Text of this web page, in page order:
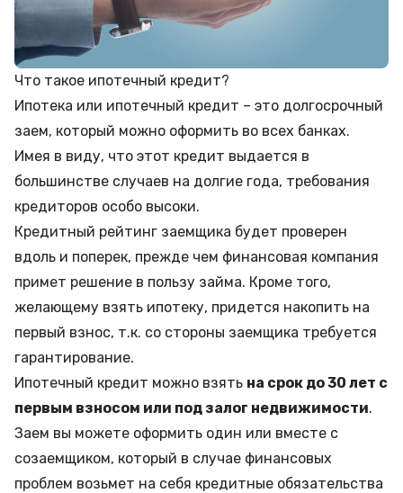
Что такое ипотечный кредит?
Ипотека или ипотечный кредит – это долгосрочный
заем, который можно оформить во всех банках.
Имея в виду, что этот кредит выдается в
большинстве случаев на долгие года, требования
кредиторов особо высоки.
Кредитный рейтинг заемщика будет проверен
вдоль и поперек, прежде чем финансовая компания
примет решение в пользу займа. Кроме того,
желающему взять ипотеку, придется накопить на
первый взнос, т.к. со стороны заемщика требуется
гарантирование.
Ипотечный кредит можно взять на срок до 30 лет с
первым взносом или под залог недвижимости.
Заем вы можете оформить один или вместе с
созаемщиком, который в случае финансовых
проблем возьмет на себя кредитные обязательства